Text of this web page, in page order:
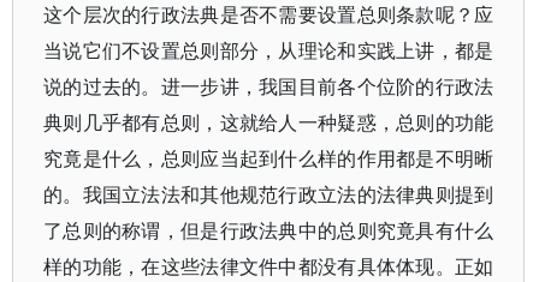
这个层次的行政法典是否不需要设置总则条款呢？应
当说它们不设置总则部分，从理论和实践上讲，都是
说的过去的。进一步讲，我国目前各个位阶的行政法
典则几乎都有总则，这就给人一种疑惑，总则的功能
究竟是什么，总则应当起到什么样的作用都是不明晰
的。我国立法法和其他规范行政立法的法律典则提到
了总则的称谓，但是行政法典中的总则究竟具有什么
样的功能，在这些法律文件中都没有具体体现。正如